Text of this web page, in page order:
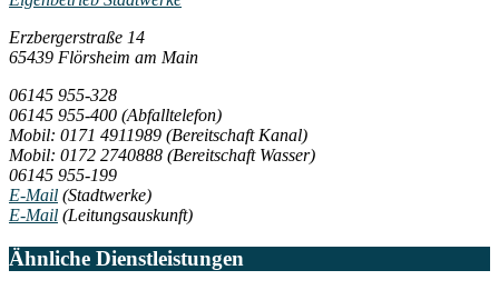
Erzbergerstraße 14
65439 Flörsheim am Main
06145 955-328
06145 955-400 (Abfalltelefon)
Mobil: 0171 4911989 (Bereitschaft Kanal)
Mobil: 0172 2740888 (Bereitschaft Wasser)
06145 955-199
E-Mail (Stadtwerke)
E-Mail (Leitungsauskunft)
Ähnliche Dienstleistungen